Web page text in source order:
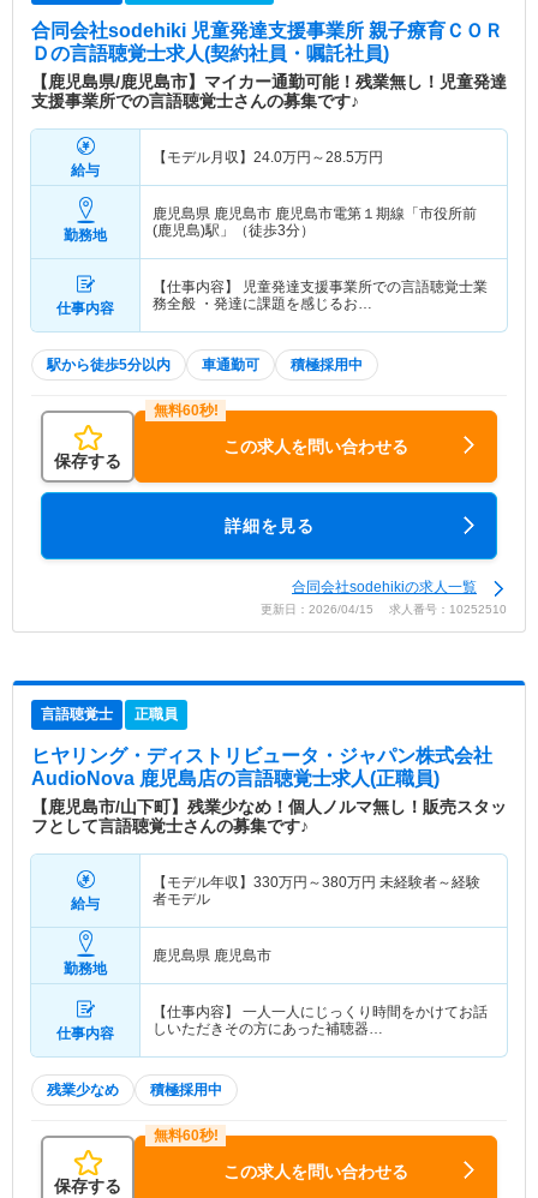
合同会社sodehiki 児童発達支援事業所 親子療育ＣＯＲ
Ｄの言語聴覚士求人(契約社員・嘱託社員)
【鹿児島県/鹿児島市】マイカー通勤可能！残業無し！児童発達
支援事業所での言語聴覚士さんの募集です♪
給与
【モデル月収】 24.0万円～28.5万円
勤務地
鹿児島県 鹿児島市 鹿児島市電第１期線「市役所前
(鹿児島)駅」（徒歩3分）
仕事内容
【仕事内容】 児童発達支援事業所での言語聴覚士業
務全般 ・発達に課題を感じるお…
駅から徒歩5分以内 車通勤可 積極採用中
保存する
この求人を問い合わせる
詳細を見る
合同会社sodehikiの求人一覧
更新日：2026/04/15 求人番号：10252510
言語聴覚士 正職員
ヒヤリング・ディストリビュータ・ジャパン株式会社
AudioNova 鹿児島店の言語聴覚士求人(正職員)
【鹿児島市/山下町】残業少なめ！個人ノルマ無し！販売スタッ
フとして言語聴覚士さんの募集です♪
給与
【モデル年収】 330万円～380万円 未経験者～経験
者モデル
勤務地
鹿児島県 鹿児島市
仕事内容
【仕事内容】 一人一人にじっくり時間をかけてお話
しいただきその方にあった補聴器…
残業少なめ 積極採用中
保存する
この求人を問い合わせる